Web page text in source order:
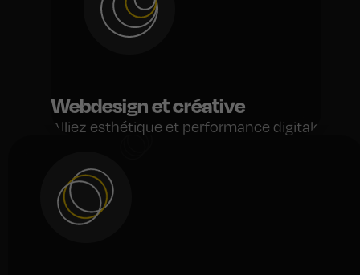
Webdesign et créative
Alliez esthétique et performance digitale